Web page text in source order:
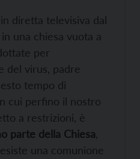
diretta televisiva dal
una chiesa vuota a
per
del virus, padre
tempo di
cui perfino il nostro
a restrizioni, è
parte della Chiesa
una comunione